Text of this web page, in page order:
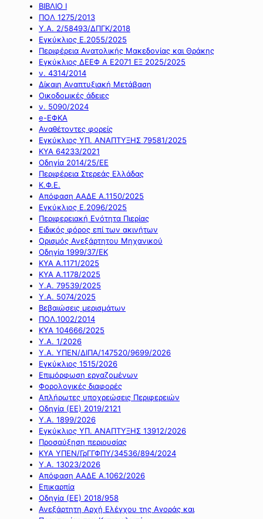
ΒΙΒΛΙΟ Ι
ΠΟΛ 1275/2013
Υ.Α. 2/58493/ΔΠΓΚ/2018
Εγκύκλιος Ε.2055/2025
Περιφέρεια Ανατολικής Μακεδονίας και Θράκης
Εγκύκλιος ΔΕΕΦ Α Ε2071 ΕΞ 2025/2025
ν. 4314/2014
Δίκαιη Αναπτυξιακή Μετάβαση
Οικοδομικές άδειες
ν. 5090/2024
e-ΕΦΚΑ
Αναθέτοντες φορείς
Εγκύκλιος ΥΠ. ΑΝΑΠΤΥΞΗΣ 79581/2025
ΚΥΑ 64233/2021
Οδηγία 2014/25/ΕΕ
Περιφέρεια Στερεάς Ελλάδας
Κ.Φ.Ε.
Απόφαση ΑΑΔΕ Α.1150/2025
Εγκύκλιος Ε.2096/2025
Περιφερειακή Ενότητα Πιερίας
Ειδικός φόρος επί των ακινήτων
Ορισμός Ανεξάρτητου Μηχανικού
Οδηγία 1999/37/ΕΚ
ΚΥΑ Α.1171/2025
ΚΥΑ Α.1178/2025
Υ.Α. 79539/2025
Υ.Α. 5074/2025
Βεβαιώσεις μερισμάτων
ΠΟΛ.1002/2014
ΚΥΑ 104666/2025
Υ.Α. 1/2026
Υ.Α. ΥΠΕΝ/ΔΙΠΑ/147520/9699/2026
Εγκύκλιος 1515/2026
Επιμόρφωση εργαζομένων
Φορολογικές διαφορές
Απλήρωτες υποχρεώσεις Περιφερειών
Οδηγία (ΕΕ) 2019/2121
Υ.Α. 1899/2026
Εγκύκλιος ΥΠ. ΑΝΑΠΤΥΞΗΣ 13912/2026
Προσαύξηση περιουσίας
ΚΥΑ ΥΠΕΝ/ΓρΓΓΦΠΥ/34536/894/2024
Υ.Α. 13023/2026
Απόφαση ΑΑΔΕ Α.1062/2026
Επικαρπία
Οδηγία (ΕΕ) 2018/958
Ανεξάρτητη Αρχή Ελέγχου της Αγοράς και